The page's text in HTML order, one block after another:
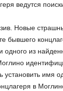
ведутся
Новые
бывшего
одного из
установить имя
в